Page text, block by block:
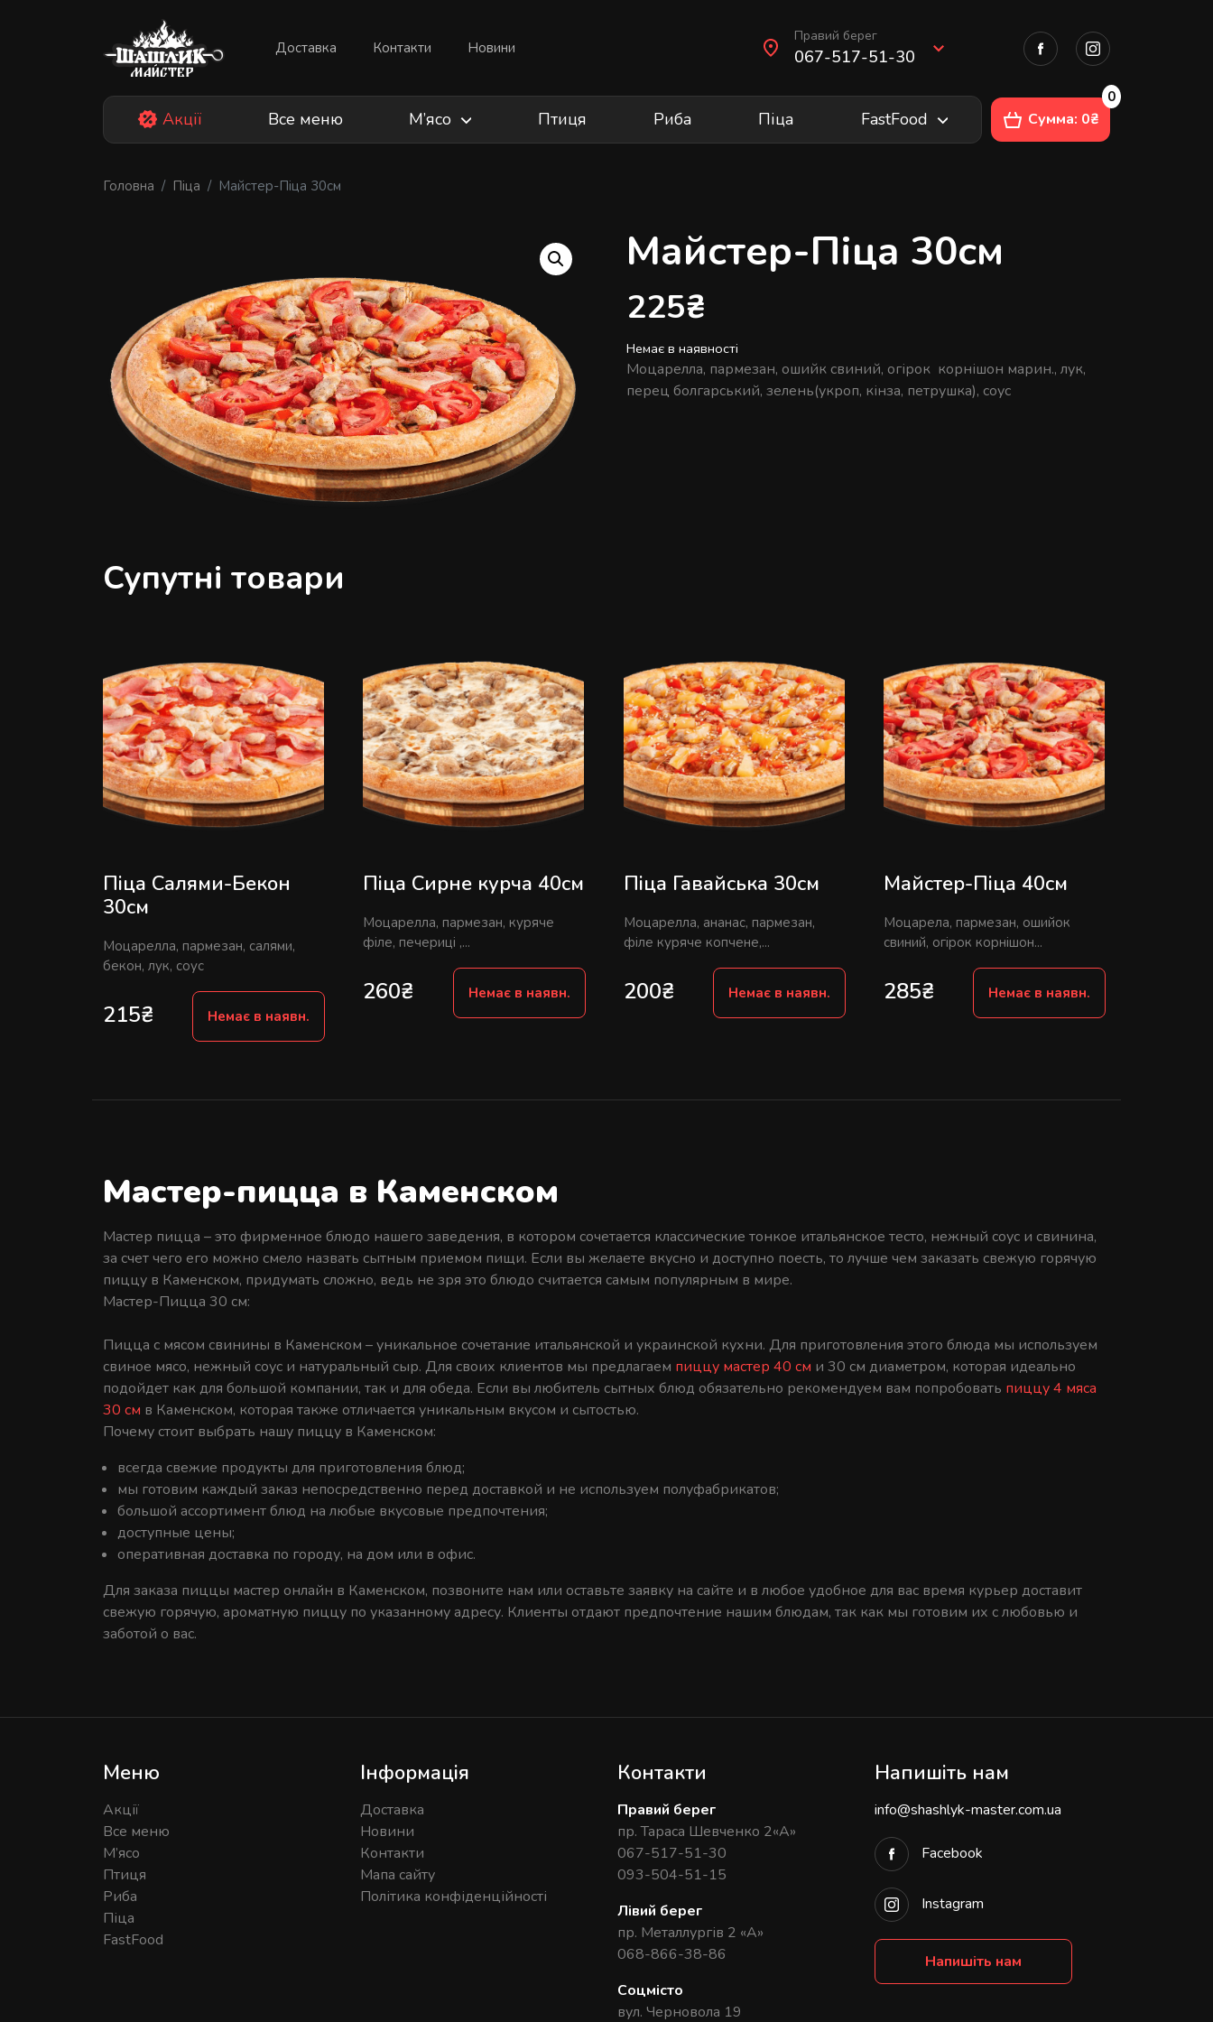
content
Доставка Контакти Новини
Правий берег
067-517-51-30
Акції Все меню М’ясо Птиця Риба Піца FastFood Сумма: 0₴
0
Головна Піца Майстер-Піца 30см
Майстер-Піца 30см
Немає в наявності
225₴
Моцарелла, пармезан, ошийк свиний, огірок корнішон марин., лук,
перец болгарський, зелень(укроп, кінза, петрушка), соус
Супутні товари
Піца Салями-Бекон
30см
Моцарелла, пармезан, салями,
бекон, лук, соус
215₴ Немає в наявн.
Піца Сирне курча 40см
Моцарелла, пармезан, куряче
філе, печериці ,...
260₴ Немає в наявн.
Піца Гавайська 30см
Моцарелла, ананас, пармезан,
філе куряче копчене,...
200₴ Немає в наявн.
Майстер-Піца 40см
Моцарела, пармезан, ошийок
свиний, огірок корнішон...
285₴ Немає в наявн.
Мастер-пицца в Каменском
Мастер пицца – это фирменное блюдо нашего заведения, в котором сочетается классические тонкое итальянское тесто, нежный соус и свинина,
за счет чего его можно смело назвать сытным приемом пищи. Если вы желаете вкусно и доступно поесть, то лучше чем заказать свежую горячую
пиццу в Каменском, придумать сложно, ведь не зря это блюдо считается самым популярным в мире.
Мастер-Пицца 30 см:
Пицца с мясом свинины в Каменском – уникальное сочетание итальянской и украинской кухни. Для приготовления этого блюда мы используем
свиное мясо, нежный соус и натуральный сыр. Для своих клиентов мы предлагаем пиццу мастер 40 см и 30 см диаметром, которая идеально
подойдет как для большой компании, так и для обеда. Если вы любитель сытных блюд обязательно рекомендуем вам попробовать пиццу 4 мяса
30 см в Каменском, которая также отличается уникальным вкусом и сытостью.
Почему стоит выбрать нашу пиццу в Каменском:
всегда свежие продукты для приготовления блюд;
мы готовим каждый заказ непосредственно перед доставкой и не используем полуфабрикатов;
большой ассортимент блюд на любые вкусовые предпочтения;
доступные цены;
оперативная доставка по городу, на дом или в офис.
Для заказа пиццы мастер онлайн в Каменском, позвоните нам или оставьте заявку на сайте и в любое удобное для вас время курьер доставит
свежую горячую, ароматную пиццу по указанному адресу. Клиенты отдают предпочтение нашим блюдам, так как мы готовим их с любовью и
заботой о вас.
Меню
Акції
Все меню
М’ясо
Птиця
Риба
Піца
FastFood
Інформація
Доставка
Новини
Контакти
Мапа сайту
Політика конфіденційності
Контакти
Правий берег
пр. Тараса Шевченко 2«А»
067-517-51-30
093-504-51-15
Лівий берег
пр. Металлургів 2 «А»
068-866-38-86
Соцмісто
вул. Черновола 19
Напишіть нам
info@shashlyk-master.com.ua
Facebook
Instagram
Напишіть нам